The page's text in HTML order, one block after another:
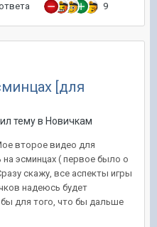
9
[для
тему в Новичкам
второе видео для
на эсминцах ( первое было о
скажу, все аспекты игры
надеюсь будет
для того, что бы дальше